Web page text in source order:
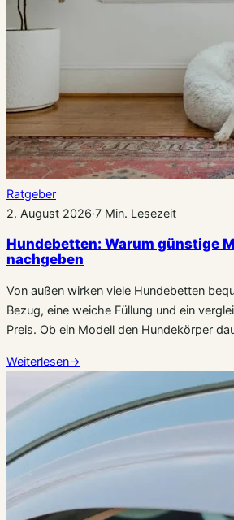
Ratgeber
2. August 2026·7 Min. Lesezeit
Hundebetten: Warum günstige
nachgeben
Von außen wirken viele Hundebetten
Bezug, eine weiche Füllung und ein
Preis. Ob ein Modell den Hundekörper
Weiterlesen→